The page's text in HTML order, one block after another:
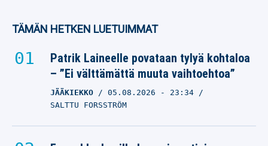
TÄMÄN HETKEN LUETUIMMAT
Patrik Laineelle povataan tylyä kohtaloa
– ”Ei välttämättä muuta vaihtoehtoa”
JÄÄKIEKKO 05.08.2026 - 23:34
SALTTU FORSSTRÖM